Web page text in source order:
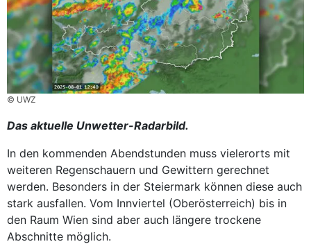
© UWZ
Das aktuelle Unwetter-Radarbild.
In den kommenden Abendstunden muss vielerorts mit
weiteren Regenschauern und Gewittern gerechnet
werden. Besonders in der Steiermark können diese auch
stark ausfallen. Vom Innviertel (Oberösterreich) bis in
den Raum Wien sind aber auch längere trockene
Abschnitte möglich.